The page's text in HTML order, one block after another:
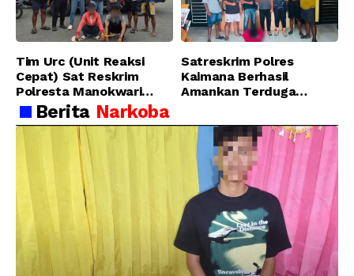
Manokwari
Tim Urc (Unit Reaksi
Cepat) Sat Reskrim
Polresta Manokwari
Berhasil Tangkap 2
Pelaku Pengeroyokan di
Taman Ria kab.
Manokwari
Satreskrim Polres
Kaimana Berhasil
Amankan Terduga
Menggunakan Senjata
Tajam
Berita Narkoba